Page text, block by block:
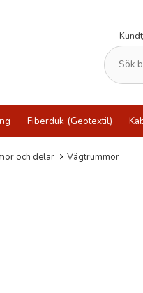
Fiberduk (Geotextil)
och delar Vägtrummor